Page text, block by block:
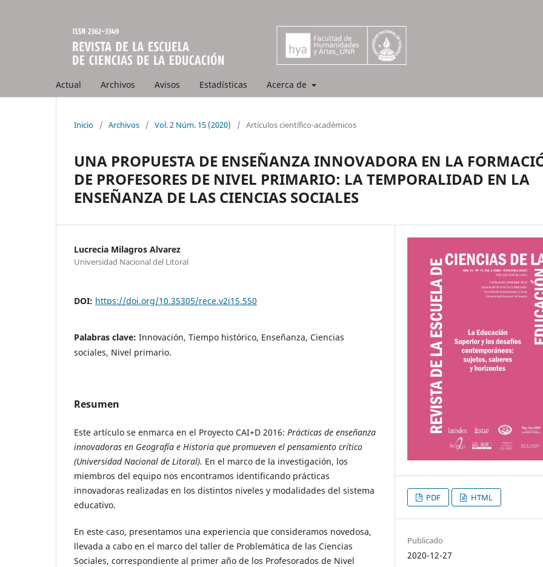
Actual Archivos Avisos Estadísticas Acerca de
Inicio / Archivos / Vol. 2 Núm. 15 (2020) / Artículos científico-académicos
UNA PROPUESTA DE ENSEÑANZA INNOVADORA EN LA
DE PROFESORES DE NIVEL PRIMARIO: LA TEMPORALIDAD EN LA
ENSEÑANZA DE LAS CIENCIAS SOCIALES
Lucrecia Milagros Alvarez
Universidad Nacional del Litoral
DOI: https://doi.org/10.35305/rece.v2i15.550
Palabras clave: Innovación, Tiempo histórico, Enseñanza, Ciencias
sociales, Nivel primario.
Resumen
Este artículo se enmarca en el Proyecto CAI+D 2016: Prácticas de enseñanza
innovadoras en Geografía e Historia que promueven el pensamiento crítico
(Universidad Nacional de Litoral). En el marco de la investigación, los
miembros del equipo nos encontramos identificando prácticas
innovadoras realizadas en los distintos niveles y modalidades del sistema
educativo.
En este caso, presentamos una experiencia que consideramos novedosa,
llevada a cabo en el marco del taller de Problemática de las Ciencias
Sociales, correspondiente al primer año de los Profesorados de Nivel
PDF HTML
Publicado
2020-12-27